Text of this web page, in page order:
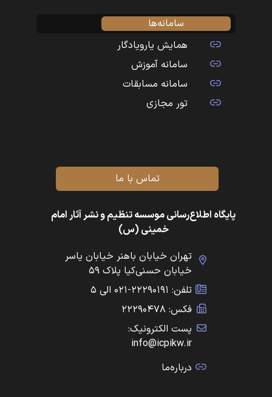
سامانه‌ها
همایش یارویادگار
سامانه آموزش
سامانه مسابقات
تور مجازی
تماس با ما
پایگاه اطلاع‌رسانی موسسه تنظیم و نشر آثار امام
خمینی (س)
تهران خیابان باهنر خیابان یاسر
خیابان حسنی‌کیا پلاک ۵۹
تلفن: ۲۲۲۹۰۱۹۱-۰۲۱ الی ۵
فکس: ۲۲۲۹۰۴۷۸
پست الکترونیک:
info@icpikw.ir
درباره‌ما